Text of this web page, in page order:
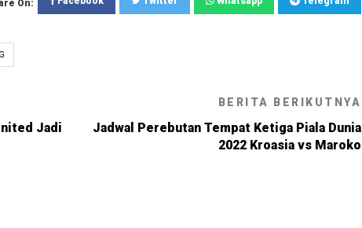
On:
Jadi
BERITA BERIKUTNYA
Jadwal Perebutan Tempat Ketiga Piala Dunia
2022 Kroasia vs Maroko